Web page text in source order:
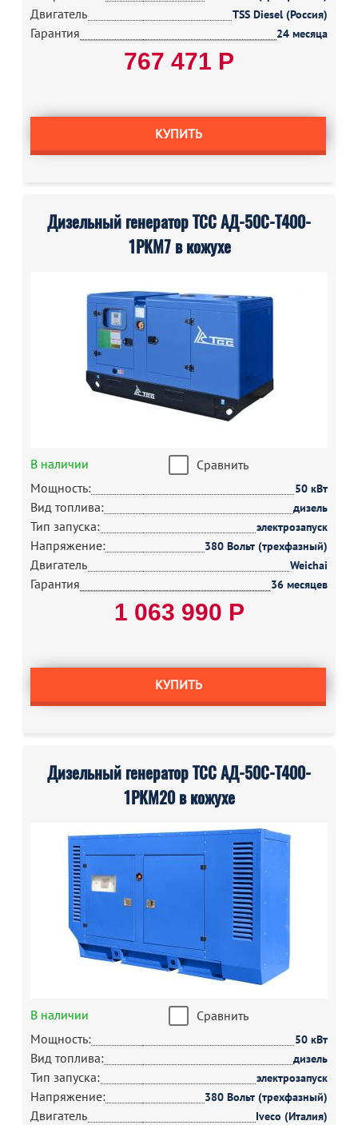
Двигатель TSS Diesel (Россия)
Гарантия 24 месяца
767 471 Р
КУПИТЬ
Дизельный генератор ТСС АД-50С-Т400-
1РКМ7 в кожухе
В наличии
Сравнить
Мощность:
50 кВт
Вид топлива: дизель
Тип запуска: электрозапуск
Напряжение: 380 Вольт (трехфазный)
Двигатель Weichai
Гарантия 36 месяцев
1 063 990 Р
КУПИТЬ
Дизельный генератор ТСС АД-50С-Т400-
1РКМ20 в кожухе
В наличии
Сравнить
Мощность:
50 кВт
Вид топлива: дизель
Тип запуска: электрозапуск
Напряжение: 380 Вольт (трехфазный)
Двигатель Iveco (Италия)